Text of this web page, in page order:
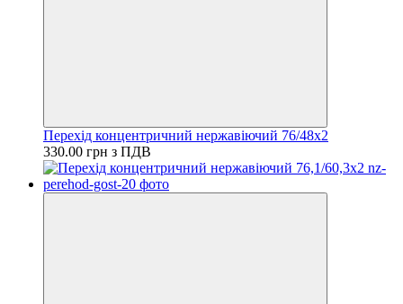
Перехід концентричний нержавіючий 76/48х2
330.00 грн з ПДВ